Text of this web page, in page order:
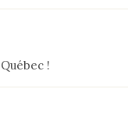
!